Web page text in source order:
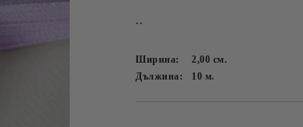
..
Ширина: 2,00 см.
Дължина:
10 м.